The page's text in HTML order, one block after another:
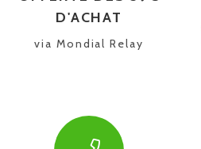
D'ACHAT
via Mondial Relay